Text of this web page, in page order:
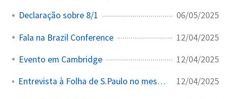
Declaração sobre 8/1 06/05/2025
Fala na Brazil Conference 12/04/2025
Evento em Cambridge 12/04/2025
Entrevista à Folha de S.Paulo no mesmo evento 12/04/2025